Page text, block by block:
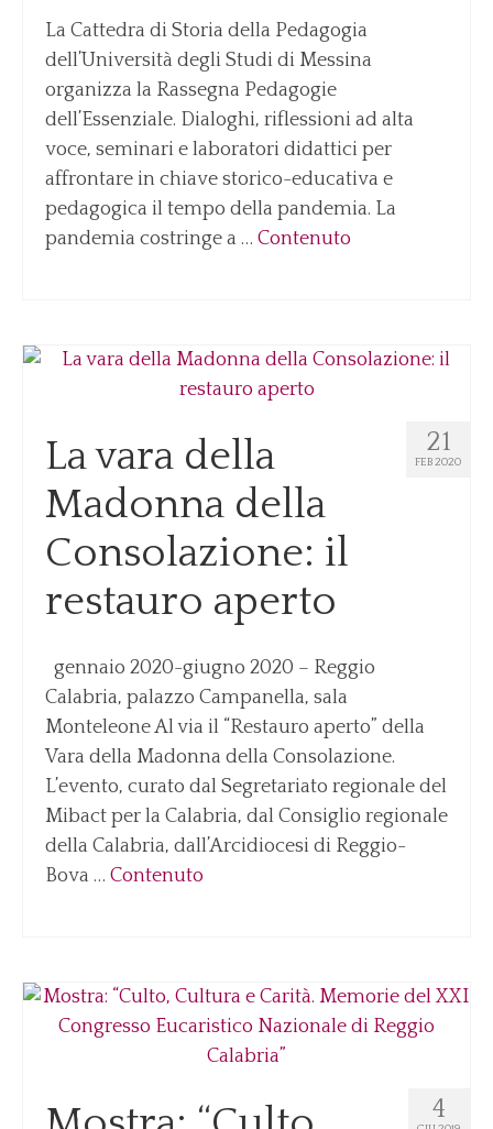
La Cattedra di Storia della Pedagogia
dell’Università degli Studi di Messina
organizza la Rassegna Pedagogie
dell’Essenziale. Dialoghi, riflessioni ad alta
voce, seminari e laboratori didattici per
affrontare in chiave storico-educativa e
pedagogica il tempo della pandemia. La
pandemia costringe a … Contenuto
21
FEB 2020
La vara della
Madonna della
Consolazione: il
restauro aperto
gennaio 2020-giugno 2020 – Reggio
Calabria, palazzo Campanella, sala
Monteleone Al via il “Restauro aperto” della
Vara della Madonna della Consolazione.
L’evento, curato dal Segretariato regionale del
Mibact per la Calabria, dal Consiglio regionale
della Calabria, dall’Arcidiocesi di Reggio-
Bova … Contenuto
4